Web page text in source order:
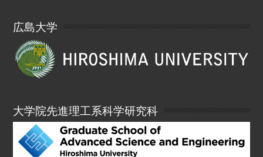
広島大学
大学院先進理工系科学研究科